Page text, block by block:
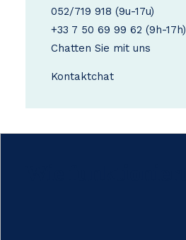
052/719 918 (9u-17u)
+33 7 50 69 99 62 (9h-17h)
Chatten Sie mit uns
Kontaktchat